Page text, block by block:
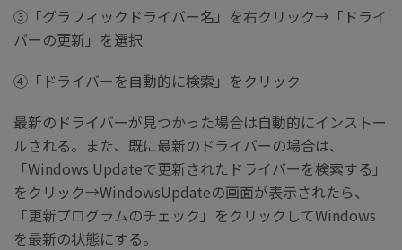
③「グラフィックドライバー名」を右クリック→「ドライ
バーの更新」を選択
④「ドライバーを自動的に検索」をクリック
最新のドライバーが見つかった場合は自動的にインストー
ルされる。また、既に最新のドライバーの場合は、
「Windows Updateで更新されたドライバーを検索する」
をクリック→WindowsUpdateの画面が表示されたら、
「更新プログラムのチェック」をクリックしてWindows
を最新の状態にする。